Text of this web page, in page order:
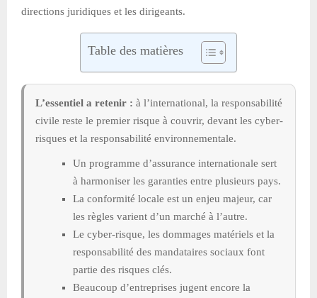
directions juridiques et les dirigeants.
Table des matières
L’essentiel a retenir : à l’international, la responsabilité
civile reste le premier risque à couvrir, devant les cyber-
risques et la responsabilité environnementale.
Un programme d’assurance internationale sert
à harmoniser les garanties entre plusieurs pays.
La conformité locale est un enjeu majeur, car
les règles varient d’un marché à l’autre.
Le cyber-risque, les dommages matériels et la
responsabilité des mandataires sociaux font
partie des risques clés.
Beaucoup d’entreprises jugent encore la